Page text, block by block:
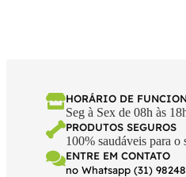
HORÁRIO DE
Seg à Sex de 08h às
PRODUTOS SEGUROS
100% saudáveis para o
ENTRE EM CONTATO
no Whatsapp (31)